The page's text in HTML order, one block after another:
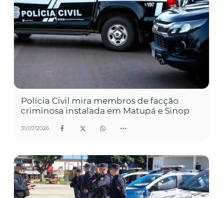
Polícia Civil mira membros de facção
criminosa instalada em Matupá e Sinop
31/07/2026